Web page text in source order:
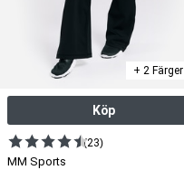
+ 2 Färger
Köp
(23)
MM Sports